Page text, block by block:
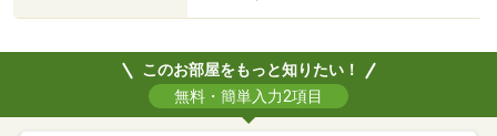
このお部屋をもっと知りたい！
無料・簡単入力2項目